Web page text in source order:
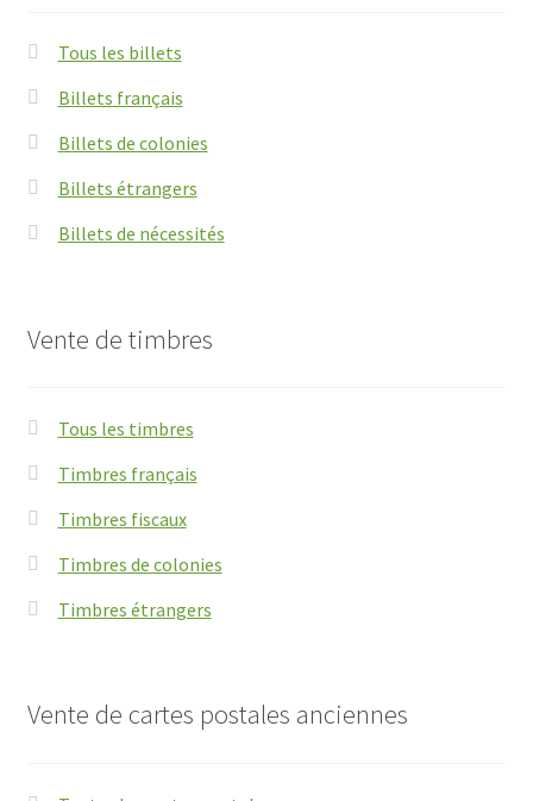
Tous les billets
Billets français
Billets de colonies
Billets étrangers
Billets de nécessités
Vente de timbres
Tous les timbres
Timbres français
Timbres fiscaux
Timbres de colonies
Timbres étrangers
Vente de cartes postales anciennes